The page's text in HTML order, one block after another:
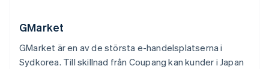
GMarket
GMarket är en av de största e-handelsplatserna i
Sydkorea. Till skillnad från Coupang kan kunder i Japan